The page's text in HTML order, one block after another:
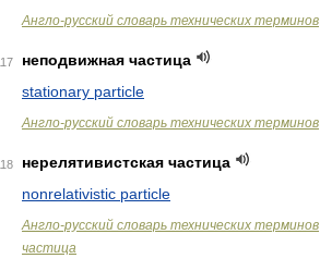
Англо-русский словарь технических терминов
неподвижная частица
stationary particle
Англо-русский словарь технических терминов
нерелятивистская частица
nonrelativistic particle
Англо-русский словарь технических терминов
частица